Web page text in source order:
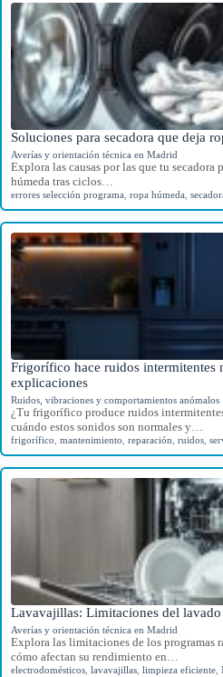
Soluciones para secadora que deja
Averías y orientación técnica en Madrid
Explora las causas por las que tu secadora
húmeda tras ciclos…
errores selección programa ropa húmeda
Frigorífico hace ruidos intermitentes
explicaciones
Ruidos, vibraciones y comportamientos anómalos
¿Tu frigorífico produce ruidos
cuándo estos sonidos son normales y…
frigorífico mantenimiento reparación ruidos
Lavavajillas: Limitaciones del
Averías y orientación técnica en Madrid
Explora las limitaciones de los programas
cómo afectan su rendimiento en…
electrodomésticos lavavajillas limpieza eficiente